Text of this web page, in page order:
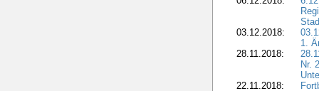
03.12.2018:
1.
28.11.2018:
Nr.
22.11.2018: